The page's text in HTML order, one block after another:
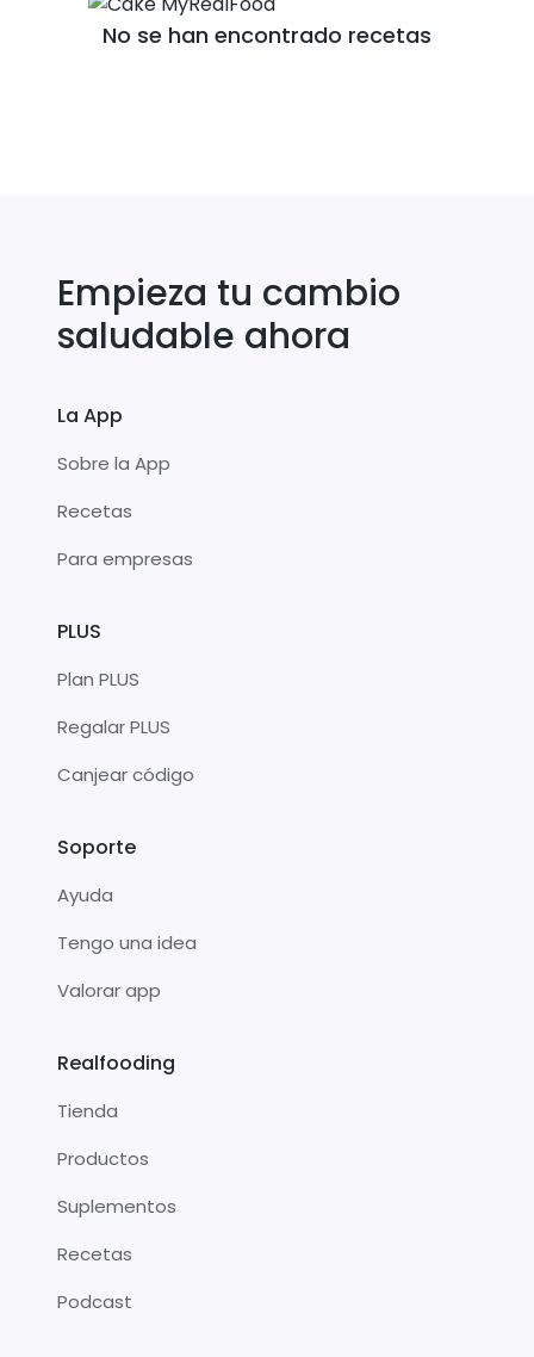
No se han encontrado recetas
Empieza tu cambio
saludable ahora
La App
Sobre la App
Recetas
Para empresas
PLUS
Plan PLUS
Regalar PLUS
Canjear código
Soporte
Ayuda
Tengo una idea
Valorar app
Realfooding
Tienda
Productos
Suplementos
Recetas
Podcast